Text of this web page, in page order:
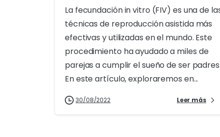
La fecundación in vitro (FIV) es una de
técnicas de reproducción asistida más
efectivas y utilizadas en el mundo. Este
procedimiento ha ayudado a miles de
parejas a cumplir el sueño de ser
En este artículo, exploraremos en...
30/08/2022 Leer más